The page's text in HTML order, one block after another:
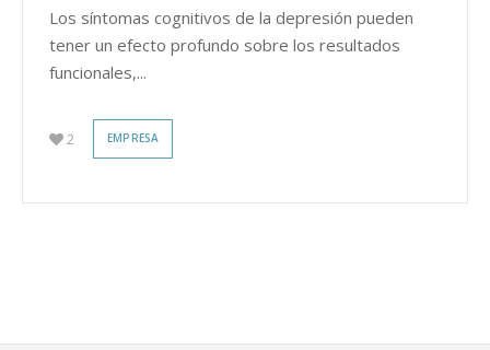
Los síntomas cognitivos de la depresión pueden
tener un efecto profundo sobre los resultados
funcionales,...
2 EMPRESA